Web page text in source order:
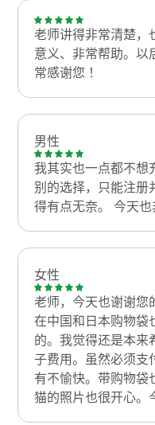
老师讲得非常清楚，
意义、非常帮助。以
常感谢您！
男性
我其实也一点都不想
别的选择，只能注册
得有点无奈。 今天
女性
老师，今天也谢谢您
在中国和日本购物袋
的。我觉得还是本来
子费用。虽然必须支
有不愉快。带购物袋
猫的照片也很开心。